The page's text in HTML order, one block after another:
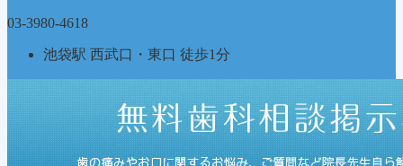
03-3980-4618
池袋駅 西武口・東口 徒歩1分